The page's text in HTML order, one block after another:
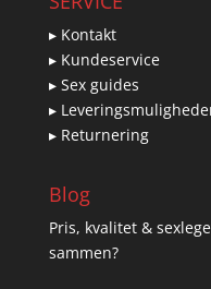
▸ Kontakt
▸ Kundeservice
▸ Sex guides
▸
▸ Returnering
Blog
Pris, kvalitet &
sammen?